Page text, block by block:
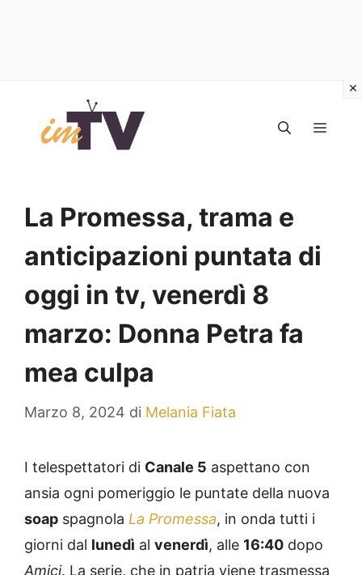
contenuto
La Promessa, trama e
anticipazioni puntata di
oggi in tv, venerdì 8
marzo: Donna Petra fa
mea culpa
Marzo 8, 2024 di Melania Fiata
I telespettatori di Canale 5 aspettano con
ansia ogni pomeriggio le puntate della nuova
soap spagnola La Promessa, in onda tutti i
giorni dal lunedì al venerdì, alle 16:40 dopo
Amici. La serie, che in patria viene trasmessa